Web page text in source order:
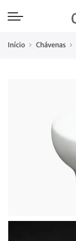
Início Chávenas